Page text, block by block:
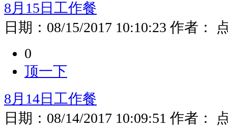
8月15日工作餐
日期： 08/15/2017 10:10:23 作者：
0
顶一下
8月14日工作餐
日期： 08/14/2017 10:09:51 作者：